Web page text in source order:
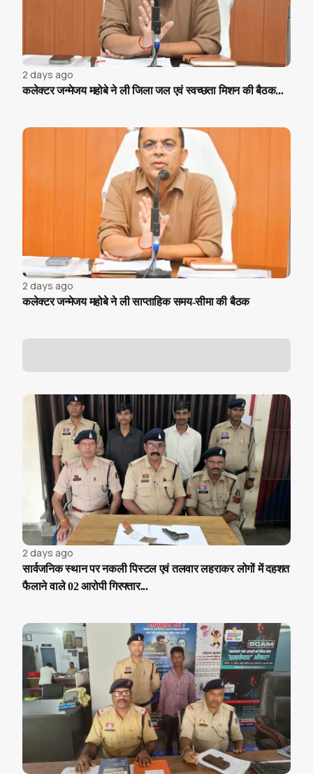
2 days ago
कलेक्टर जन्मेजय महोबे ने ली जिला जल एवं स्वच्छता मिशन की बैठक...
2 days ago
कलेक्टर जन्मेजय महोबे ने ली साप्ताहिक समय-सीमा की बैठक
2 days ago
सार्वजनिक स्थान पर नकली पिस्टल एवं तलवार लहराकर लोगों में दहशत
फैलाने वाले 02 आरोपी गिरफ्तार...